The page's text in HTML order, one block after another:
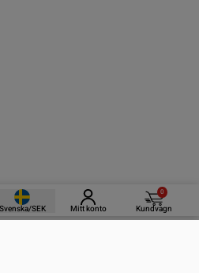
Svenska/SEK Mitt konto
0
Kundvagn